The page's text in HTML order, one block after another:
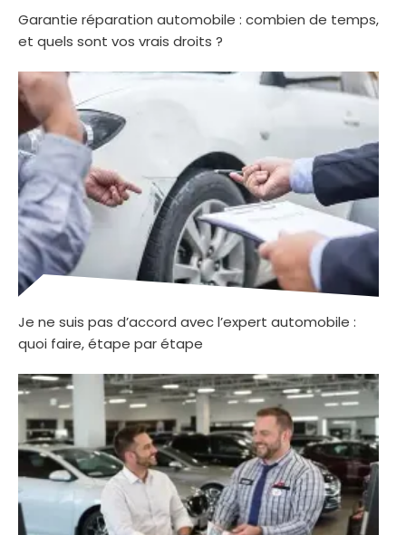
Garantie réparation automobile : combien de temps,
et quels sont vos vrais droits ?
Je ne suis pas d’accord avec l’expert automobile :
quoi faire, étape par étape